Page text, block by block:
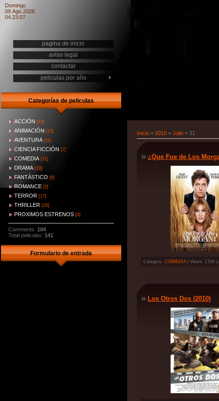
Domingo
09.Ago.2026
04:23:07
pagina de inicio
aviso legal
contactar
peliculas por año
Categorías de peliculas
ACCIÓN [24]
ANIMACIÓN [13]
AVENTURA [11]
CIENCIA FICCIÓN [7]
COMEDIA [31]
DRAMA [10]
FANTÁSTICO [6]
ROMANCE [2]
TERROR [17]
THRILLER [20]
PROXIMOS ESTRENOS [0]
Comments: 104
Total peliculas: 141
Formulario de entrada
Inicio » 2010 » Julio » 31
¿Que Fue de Los
Category: COMEDIA| Views: 1706 |
Los Otros Dos (2010)